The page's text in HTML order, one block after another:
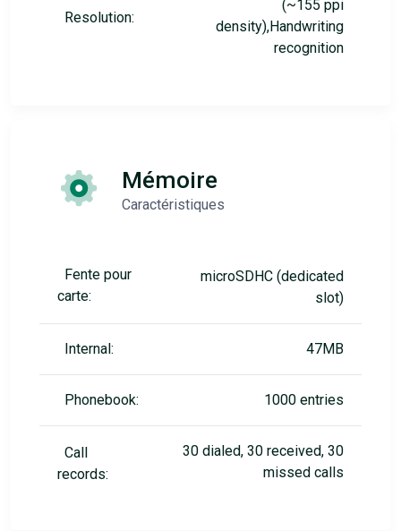
Resolution:
(~155 ppi
density),Handwriting
recognition
Mémoire
Caractéristiques
Fente pour
carte:
microSDHC (dedicated
slot)
Internal: 47MB
Phonebook: 1000 entries
Call
records:
30 dialed, 30 received, 30
missed calls